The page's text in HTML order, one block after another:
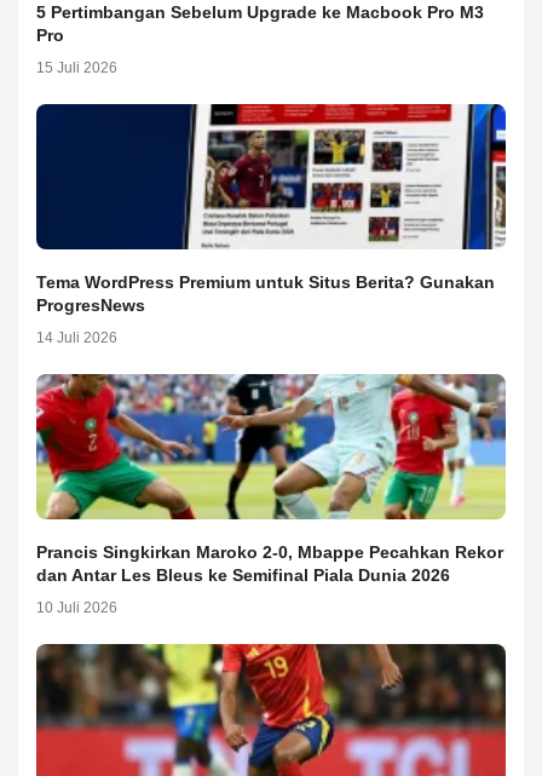
5 Pertimbangan Sebelum Upgrade ke Macbook Pro M3
Pro
15 Juli 2026
Tema WordPress Premium untuk Situs Berita? Gunakan
ProgresNews
14 Juli 2026
Prancis Singkirkan Maroko 2-0, Mbappe Pecahkan Rekor
dan Antar Les Bleus ke Semifinal Piala Dunia 2026
10 Juli 2026